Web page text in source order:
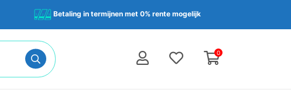
Betaling in termijnen met 0% rente mogelijk
0